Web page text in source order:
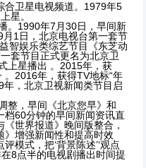
合卫星电视频道。1979年5
星。
。1990年7月30日，早间新
1日，北京电视台第一套节
智娱乐类综艺节目《东芝动
套节目正式更名为北京卫
上星播出 。2015年，获
。2016年，获得TV地标“年
年，北京卫视新闻类节目启
整，早间《北京您早》和
档60分钟的早间新闻资讯直
世界报道》晚间版整合，
》增强新闻性和提高时效
模式，把‘背景陈述’‘观点
在8点半的电视剧播出时间提